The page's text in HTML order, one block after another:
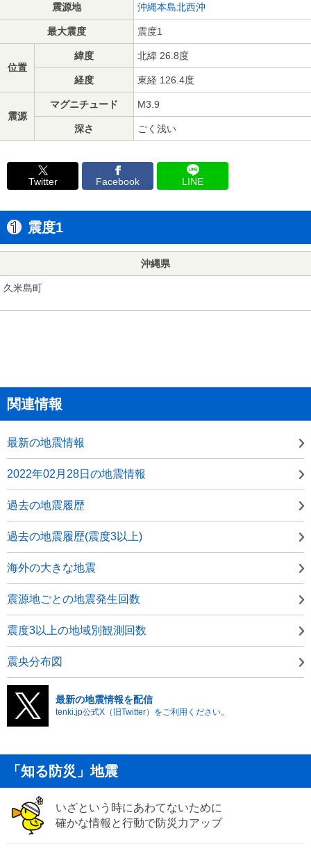
震源地 沖縄本島北西沖
最大震度 震度1
位置
緯度 北緯 26.8度
経度 東経 126.4度
震源
マグニチュード M3.9
深さ ごく浅い
Twitter Facebook LINE
震度1
沖縄県
久米島町
関連情報
最新の地震情報
2022年02月28日の地震情報
過去の地震履歴
過去の地震履歴(震度3以上)
海外の大きな地震
震源地ごとの地震発生回数
震度3以上の地域別観測回数
震央分布図
最新の地震情報を配信
tenki.jp公式X（旧Twitter）をご利用ください。
「知る防災」地震
いざという時にあわてないために
確かな情報と行動で防災力アップ